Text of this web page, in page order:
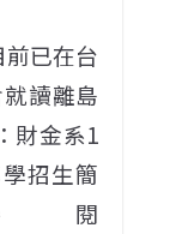
已在台
讀離島
財金系1
招生簡
閱